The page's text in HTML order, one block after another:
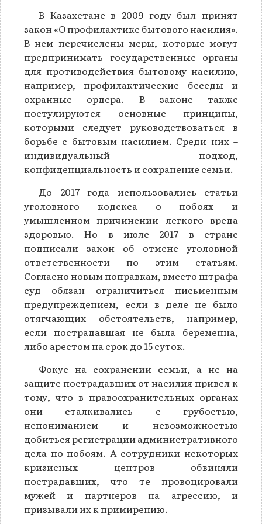
В Казахстане в 2009 году был принят
закон «О профилактике бытового насилия».
В нем перечислены меры, которые могут
предпринимать государственные органы
для противодействия бытовому насилию,
например, профилактические беседы и
охранные ордера. В законе также
постулируются основные принципы,
которыми следует руководствоваться в
борьбе с бытовым насилием. Среди них –
индивидуальный подход,
конфиденциальность и сохранение семьи.
До 2017 года использовались статьи
уголовного кодекса о побоях и
умышленном причинении легкого вреда
здоровью. Но в июле 2017 в стране
подписали закон об отмене уголовной
ответственности по этим статьям.
Согласно новым поправкам, вместо штрафа
суд обязан ограничиться письменным
предупреждением, если в деле не было
отягчающих обстоятельств, например,
если пострадавшая не была беременна,
либо арестом на срок до 15 суток.
Фокус на сохранении семьи, а не на
защите пострадавших от насилия привел к
тому, что в правоохранительных органах
они сталкивались с грубостью,
непониманием и невозможностью
добиться регистрации административного
дела по побоям. А сотрудники некоторых
кризисных центров обвиняли
пострадавших, что те провоцировали
мужей и партнеров на агрессию, и
призывали их к примирению.